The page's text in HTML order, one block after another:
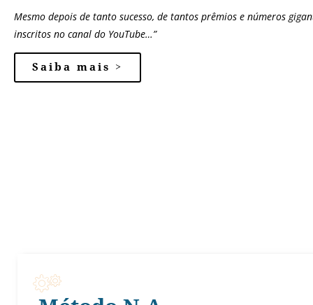
Mesmo depois de tanto sucesso, de tantos prêmios e números
inscritos no canal do YouTube…”
Saiba mais >